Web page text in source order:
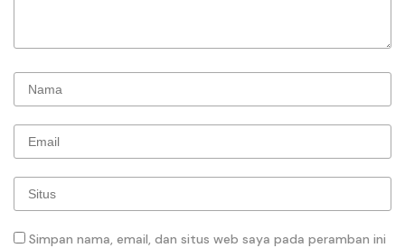
Simpan nama, email, dan situs web saya pada peramban ini